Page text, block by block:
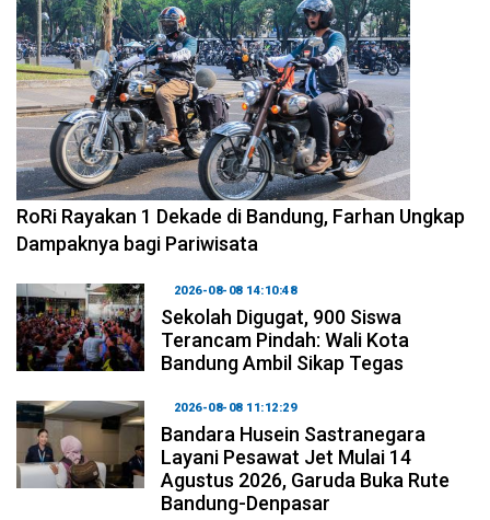
2026-08-09 09:55:44
RoRi Rayakan 1 Dekade di Bandung, Farhan Ungkap
Dampaknya bagi Pariwisata
2026-08-08 14:10:48
Sekolah Digugat, 900 Siswa
Terancam Pindah: Wali Kota
Bandung Ambil Sikap Tegas
2026-08-08 11:12:29
Bandara Husein Sastranegara
Layani Pesawat Jet Mulai 14
Agustus 2026, Garuda Buka Rute
Bandung-Denpasar